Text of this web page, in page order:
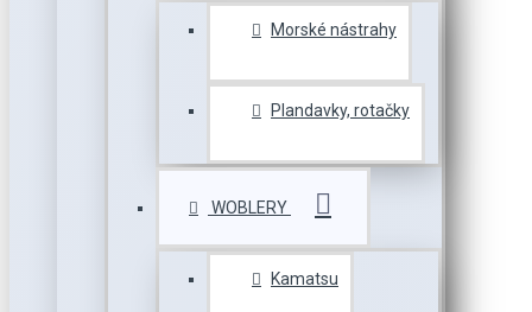
Morské nástrahy
Plandavky, rotačky
WOBLERY
Kamatsu